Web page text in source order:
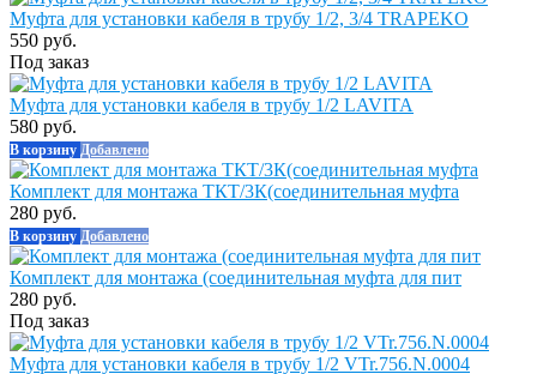
Муфта для установки кабеля в трубу 1/2, 3/4 TRAPEKO
550 руб.
Под заказ
Муфта для установки кабеля в трубу 1/2 LAVITA
580 руб.
В корзину Добавлено
Комплект для монтажа ТКТ/3К(соединительная муфта
280 руб.
В корзину Добавлено
Комплект для монтажа (соединительная муфта для пит
280 руб.
Под заказ
Муфта для установки кабеля в трубу 1/2 VTr.756.N.0004